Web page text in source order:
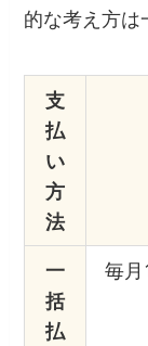
的な考え方は
支
払
い
方
法
一
括
払
毎